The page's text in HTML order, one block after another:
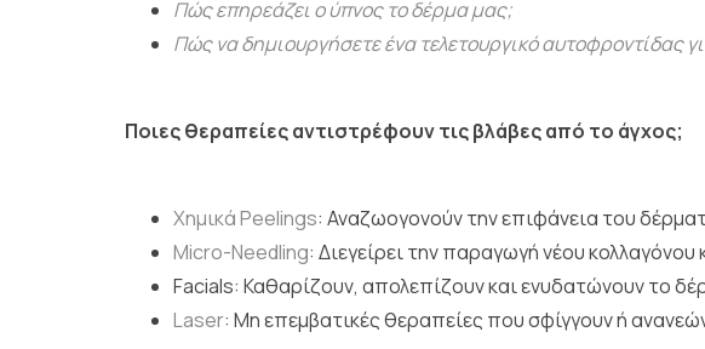
Πώς επηρεάζει ο ύπνος το δέρμα μας;
Πώς να δημιουργήσετε ένα τελετουργικό αυτοφροντίδας
Ποιες θεραπείες αντιστρέφουν τις βλάβες από το άγχος;
Χημικά Peelings: Αναζωογονούν την επιφάνεια του
Micro-Needling: Διεγείρει την παραγωγή νέου κολλαγόνου
Facials: Καθαρίζουν, απολεπίζουν και ενυδατώνουν το
Laser: Μη επεμβατικές θεραπείες που σφίγγουν ή